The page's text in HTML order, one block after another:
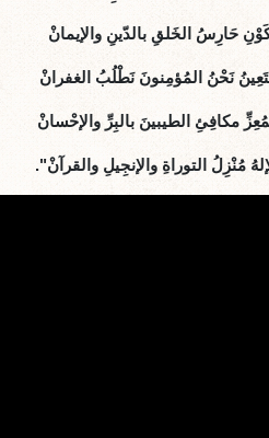
حَارِسُ الخَلقِ بالدّينِ والإيمانْ
نَحْنُ المُؤمِنونَ نَطْلُبُ الغفرانْ
مكافِئِ الطيبينَ بالبِرِّ والإحْسانْ
مُنْزِلُ التوراةِ والإنجِيلِ والقرآنْ".